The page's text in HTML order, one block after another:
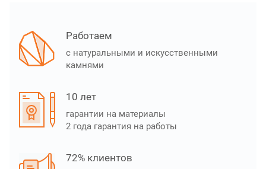
Работаем
с натуральными и искусственными
камнями
10 лет
гарантии на материалы
2 года гарантия на работы
72% клиентов